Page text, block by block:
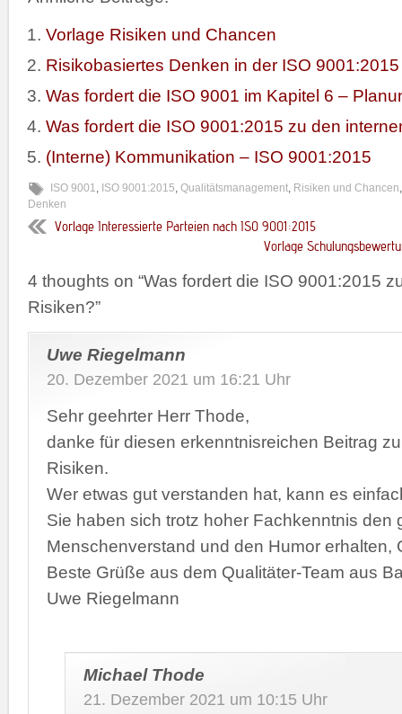
Vorlage Risiken und Chancen
Risikobasiertes Denken in der ISO 9001:2015
Was fordert die ISO 9001 im Kapitel 6 –
Was fordert die ISO 9001:2015 zu den
(Interne) Kommunikation – ISO 9001:2015
ISO 9001, ISO 9001:2015, Qualitätsmanagement, Risiken und Chancen
Denken
Vorlage Interessierte Parteien nach ISO 9001:2015
Vorlage
4 thoughts on “Was fordert die ISO 9001:2015
Risiken?”
Uwe Riegelmann
20. Dezember 2021 um 16:21 Uhr
Sehr geehrter Herr Thode,
danke für diesen erkenntnisreichen Beitrag
Risiken.
Wer etwas gut verstanden hat, kann es
Sie haben sich trotz hoher Fachkenntnis den
Menschenverstand und den Humor erhalten,
Beste Grüße aus dem Qualitäter-Team aus
Uwe Riegelmann
Michael Thode
21. Dezember 2021 um 10:15 Uhr